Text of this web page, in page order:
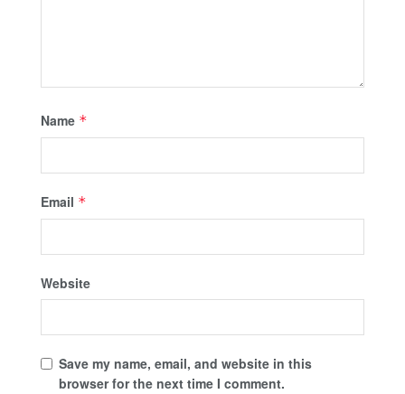
Name *
Email *
Website
Save my name, email, and website in this
browser for the next time I comment.